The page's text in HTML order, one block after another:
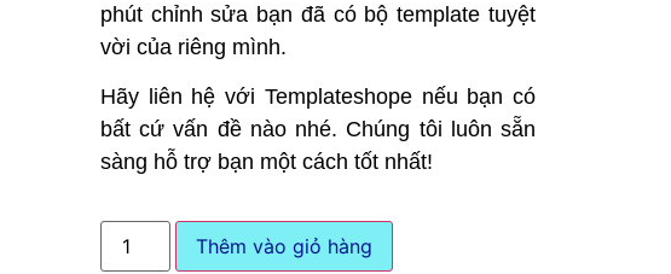
phút chỉnh sửa bạn đã có bộ template tuyệt
vời của riêng mình.
Hãy liên hệ với Templateshope nếu bạn có
bất cứ vấn đề nào nhé. Chúng tôi luôn sẵn
sàng hỗ trợ bạn một cách tốt nhất!
Thêm vào giỏ hàng